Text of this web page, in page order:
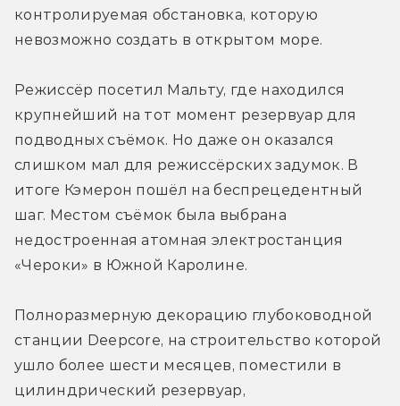
контролируемая обстановка, которую
невозможно создать в открытом море.
Режиссёр посетил Мальту, где находился
крупнейший на тот момент резервуар для
подводных съёмок. Но даже он оказался
слишком мал для режиссёрских задумок. В
итоге Кэмерон пошёл на беспрецедентный
шаг. Местом съёмок была выбрана
недостроенная атомная электростанция
«Чероки» в Южной Каролине.
Полноразмерную декорацию глубоководной
станции Deepcore, на строительство которой
ушло более шести месяцев, поместили в
цилиндрический резервуар,